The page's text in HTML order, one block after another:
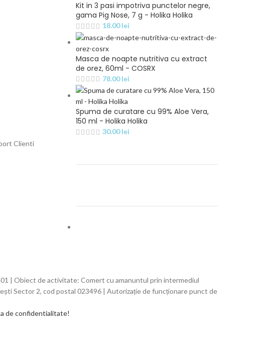
Kit in 3 pasi impotriva punctelor negre,
gama Pig Nose, 7 g - Holika Holika
18.00lei
Masca de noapte nutritiva cu extract
de orez, 60ml - COSRX
78.00lei
Spuma de curatare cu 99% Aloe Vera,
150 ml - Holika Holika
30.00lei
Clienti
| Obiect de activitate: Comert cu amanuntul prin intermediul
Sector 2, cod postal 023496 | Autorizație de funcționare punct de
de confidentialitate!